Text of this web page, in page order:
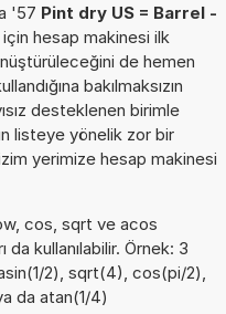
'57 Pint dry US = Barrel -
hesap makinesi ilk
de hemen
bakılmaksızın
desteklenen birimle
listeye yönelik zor bir
yerimize hesap makinesi
cos, sqrt ve acos
kullanılabilir. Örnek: 3
2), sqrt(4), cos(pi/2),
da atan(1/4)